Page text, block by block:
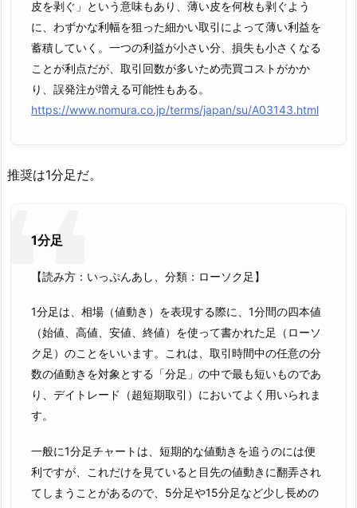
皮を剥ぐ」という意味もあり、薄い皮を何枚も剥ぐよう
に、わずかな利幅を狙った細かい取引によって薄い利益を
蓄積していく。一つの利益が小さい分、損失も小さくなる
ことが利点だが、取引回数が多いため売買コストがかか
り、誤発注が増える可能性もある。
https://www.nomura.co.jp/terms/japan/su/A03143.html
推奨は1分足だ。
1分足
【読み方：いっぷんあし、分類：ローソク足】
1分足は、相場（値動き）を表現する際に、1分間の四本値
（始値、高値、安値、終値）を使って書かれた足（ローソ
ク足）のことをいいます。これは、取引時間中の任意の分
数の値動きを対象とする「分足」の中で最も短いものであ
り、デイトレード（超短期取引）においてよく用いられま
す。
一般に1分足チャートは、短期的な値動きを追うのには便
利ですが、これだけを見ていると目先の値動きに翻弄され
てしまうことがあるので、5分足や15分足など少し長めの